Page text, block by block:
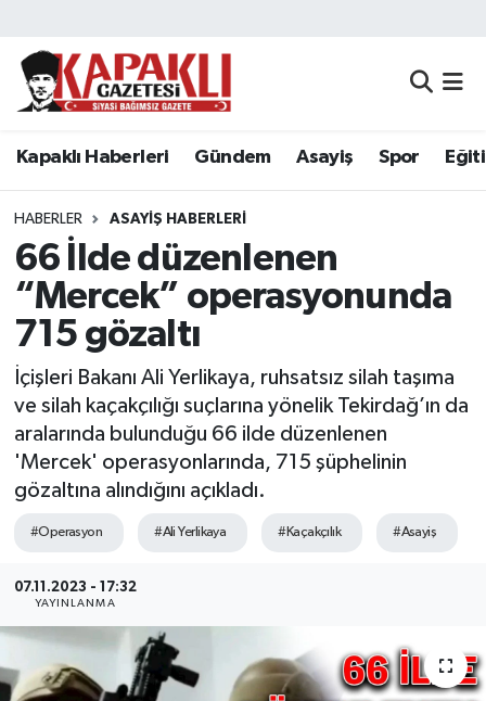
Kapaklı Haberleri Gündem Asayiş Spor
HABERLER ASAYIŞ HABERLERI
66 İlde düzenlenen
“Mercek” operasyonunda
715 gözaltı
İçişleri Bakanı Ali Yerlikaya, ruhsatsız silah taşıma
ve silah kaçakçılığı suçlarına yönelik Tekirdağ’ın da
aralarında bulunduğu 66 ilde düzenlenen
'Mercek' operasyonlarında, 715 şüphelinin
gözaltına alındığını açıkladı.
#Operasyon #Ali Yerlikaya #Kaçakçılık #Asayiş
07.11.2023 - 17:32
YAYINLANMA
Kapaklı Haberleri
Asayiş
Spor
Eğitim
Siyaset
Resmi Reklamlar
Tekirdağ
Sağlık
Teknoloji
Yaşam
Tekirdağ Nöbetçi Eczaneler
Tekirdağ Namaz Vakitleri
Tekirdağ Trafik Yoğunluk Haritası
Süper Lig Puan Durumu ve Fikstür
Tüm Manşetler
Son Dakika Haberleri
Haber Arşivi